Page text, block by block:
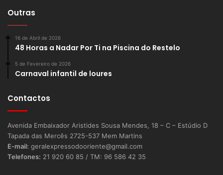
Outras
16 de Abril de 2026
48 Horas a Nadar Por Ti na Piscina do Restelo
5 de Fevereiro de 2026
Carnaval infantil de loures
Contactos
Avenida Embaixador Aristides Sousa Mendes, 18 – C – Estúdio D
Tapada das Mercês 2725-537 Mem Martins
E-mail: geralexpressodooriente@gmail.com
Telefones: 21 920 60 85 / TM: 96 586 42 35